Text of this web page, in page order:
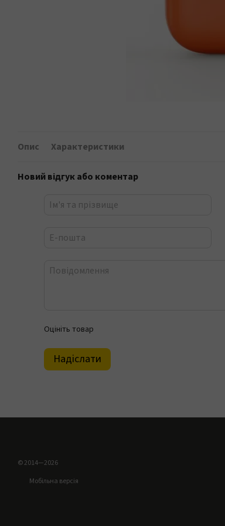
Опис Характеристики
Новий відгук або коментар
Оцініть товар
Надіслати
© 2014—2026
Мобільна версія